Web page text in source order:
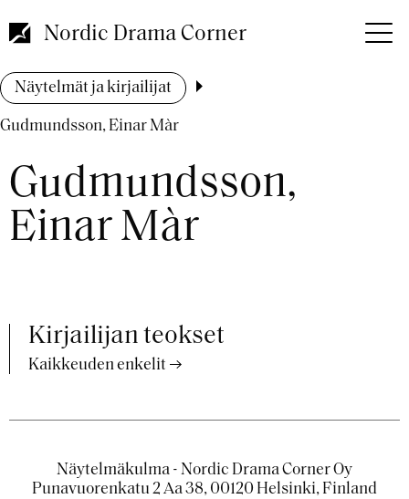
pääsisältöön
Nordic Drama Corner
Murupolku
Näytelmät ja kirjailijat
Gudmundsson, Einar Màr
Gudmundsson,
Einar Màr
Kirjailijan teokset
Kaikkeuden enkelit
Näytelmäkulma - Nordic Drama Corner Oy
Punavuorenkatu 2 Aa 38, 00120 Helsinki, Finland